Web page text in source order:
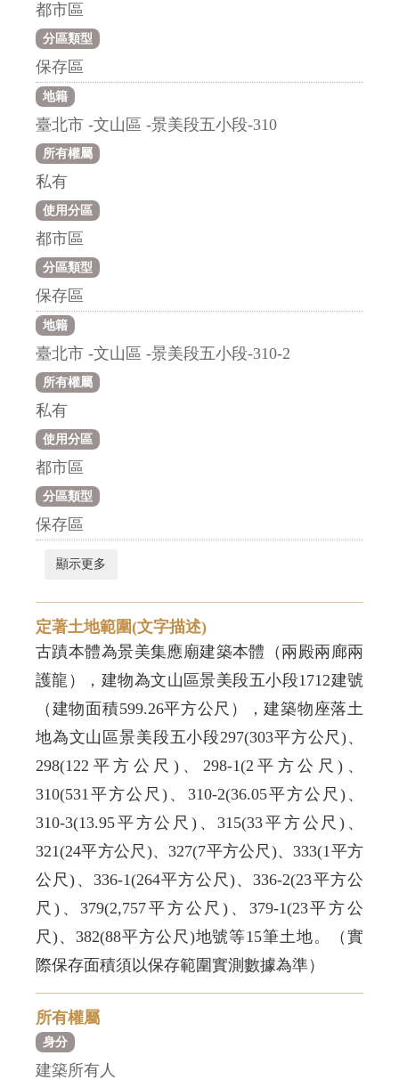
都市區
分區類型
保存區
地籍
臺北市 -文山區 -景美段五小段-310
所有權屬
私有
使用分區
都市區
分區類型
保存區
地籍
臺北市 -文山區 -景美段五小段-310-2
所有權屬
私有
使用分區
都市區
分區類型
保存區
顯示更多
定著土地範圍(文字描述)
古蹟本體為景美集應廟建築本體（兩殿兩廊兩
護龍），建物為文山區景美段五小段1712建號
（建物面積599.26平方公尺），建築物座落土
地為文山區景美段五小段297(303平方公尺)、
298(122平方公尺)、298-1(2平方公尺)、
310(531平方公尺)、310-2(36.05平方公尺)、
310-3(13.95平方公尺)、315(33平方公尺)、
321(24平方公尺)、327(7平方公尺)、333(1平方
公尺)、336-1(264平方公尺)、336-2(23平方公
尺)、379(2,757平方公尺)、379-1(23平方公
尺)、382(88平方公尺)地號等15筆土地。（實
際保存面積須以保存範圍實測數據為準）
所有權屬
身分
建築所有人